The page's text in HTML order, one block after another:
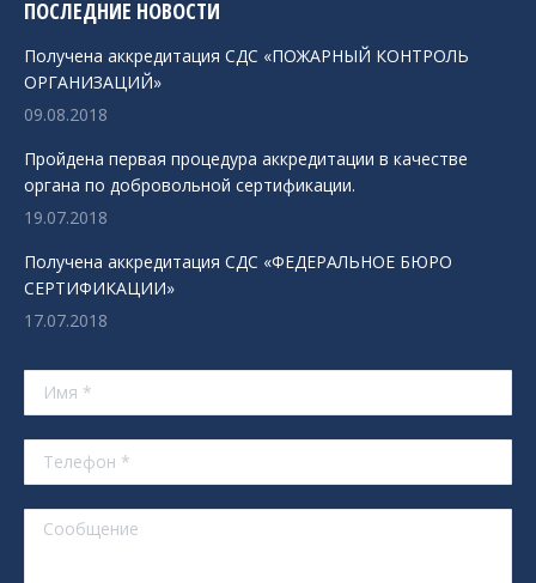
открывается
в
новом
окне
открывается
в
новом
окне
открывается
в
новом
открывается
в
новом
ПОСЛЕДНИЕ НОВОСТИ
Получена аккредитация СДС «ПОЖАРНЫЙ КОНТРОЛЬ
ОРГАНИЗАЦИЙ»
09.08.2018
Пройдена первая процедура аккредитации в качестве
органа по добровольной сертификации.
19.07.2018
Получена аккредитация СДС «ФЕДЕРАЛЬНОЕ БЮРО
СЕРТИФИКАЦИИ»
17.07.2018